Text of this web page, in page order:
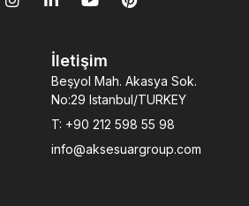
e
d
i
n
-
i
n
u
b
e
r
e
s
t
İletişim
Beşyol Mah. Akasya Sok.
No:29 Istanbul/TURKEY
T: +90 212 598 55 98
info@aksesuargroup.com